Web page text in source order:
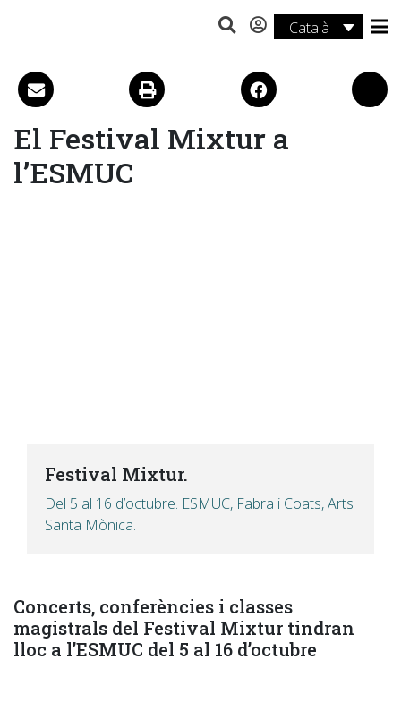
Català
Recerca
Serveis
Activitats
El Festival Mixtur a
l’ESMUC
Festival Mixtur.
Del 5 al 16 d’octubre. ESMUC, Fabra i Coats, Arts
Santa Mònica.
Concerts, conferències i classes
magistrals del Festival Mixtur tindran
lloc a l’ESMUC del 5 al 16 d’octubre